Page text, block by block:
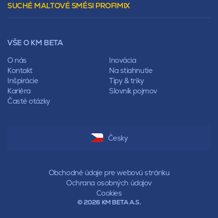
Mansardová
Pultová
Sedlová
Polovalbová
Stanová
Mansardová
Pultová
Hodonka
Preklady
Lícové murivo
Pálené zdivo Profiblok
Nosné murivo
Priečky
Vencovky
Preklady
SUCHÉ MALTOVÉ SMĚSI PROFIMIX
VŠE O KM BETA
O nás
Inovácia
Kontakt
Na stiahnutie
Inšpirácie
Tipy & triky
Kariéra
Slovník pojmov
Časté otázky
Česky
© 2026 KM BETA A.S.
Obchodné údaje pre webovú stránku
Ochrana osobných údajov
Cookies